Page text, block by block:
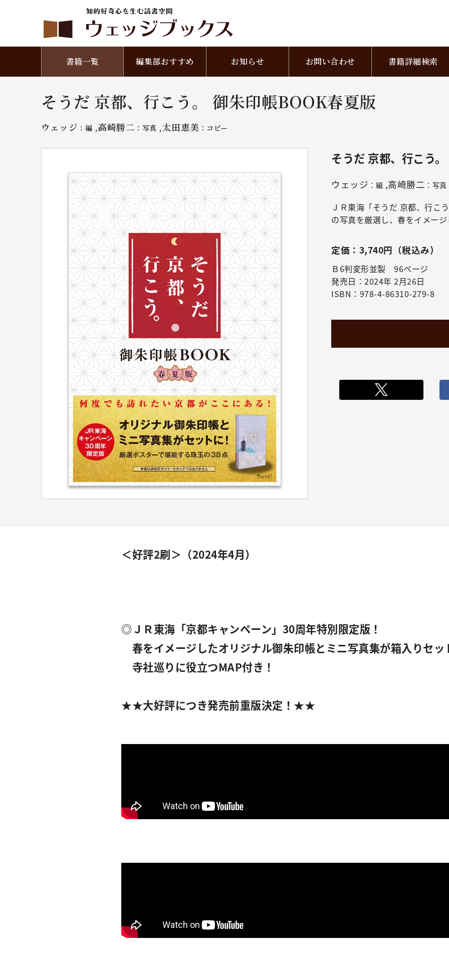
書籍一覧 編集部おすすめ お知らせ お問い合わせ 書籍詳細検索
そうだ 京都、行こう。 御朱印帳BOOK春夏版
ウェッジ ：編 ,高崎勝二 ：写真 ,太田恵美 ：コピー
そうだ 京都、行こう
ウェッジ ：編 ,高崎勝二 ：写真
ＪＲ東海「そうだ 京都、行こ
の写真を厳選し、春をイメー
定価：3,740円（税込み）
Ｂ6判変形並製 96ページ
発売日：2024年 2月26日
ISBN：978-4-86310-279-8
＜好評2刷＞（2024年4月）
◎ＪＲ東海「京都キャンペーン」30周年特別限定版！
春をイメージしたオリジナル御朱印帳とミニ写真集が箱入りセ
寺社巡りに役立つMAP付き！
★★大好評につき発売前重版決定！★★